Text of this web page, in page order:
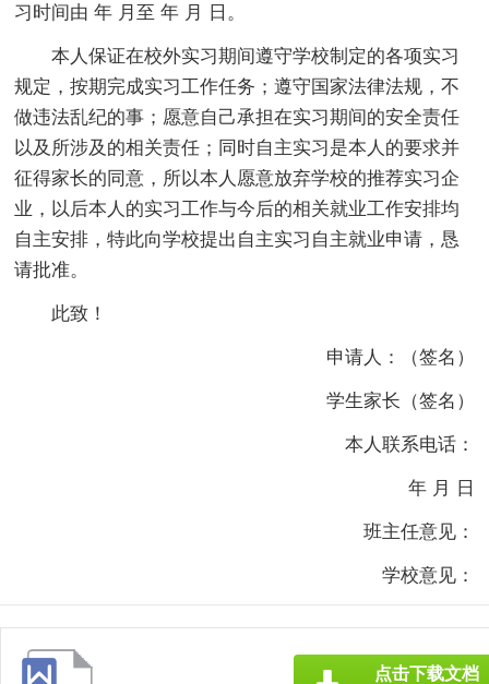
习时间由 年 月至 年 月 日。
本人保证在校外实习期间遵守学校制定的各项实习
规定，按期完成实习工作任务；遵守国家法律法规，不
做违法乱纪的事；愿意自己承担在实习期间的安全责任
以及所涉及的相关责任；同时自主实习是本人的要求并
征得家长的同意，所以本人愿意放弃学校的推荐实习企
业，以后本人的实习工作与今后的相关就业工作安排均
自主安排，特此向学校提出自主实习自主就业申请，恳
请批准。
此致！
申请人：（签名）
学生家长（签名）
本人联系电话：
年 月 日
班主任意见：
学校意见：
点击下载文档